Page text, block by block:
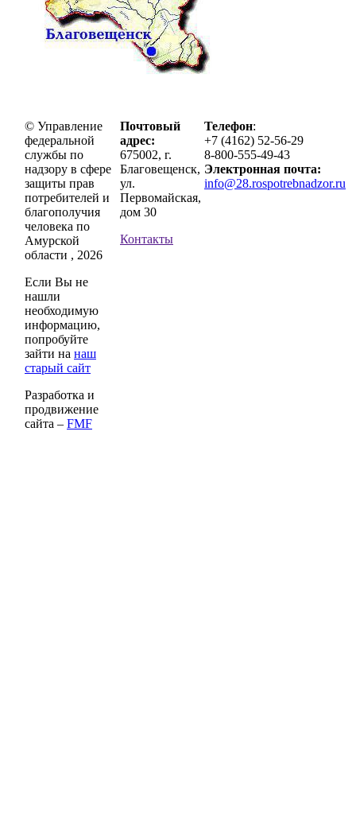
© Управление
федеральной
службы по
надзору в сфере
защиты прав
потребителей и
благополучия
человека по
Амурской
области , 2026
Если Вы не
нашли
необходимую
информацию,
попробуйте
зайти на наш
старый сайт
Разработка и
продвижение
сайта – FMF
Почтовый
адрес:
675002, г.
Благовещенск,
ул.
Первомайская,
дом 30
Контакты
Телефон:
+7 (4162) 52-56-29
8-800-555-49-43
Электронная почта:
info@28.rospotrebnadzor.ru